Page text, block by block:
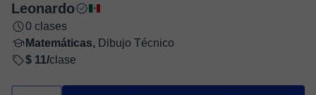
Leonardo
0 clases
Matemáticas, Dibujo Técnico
$ 11/clase